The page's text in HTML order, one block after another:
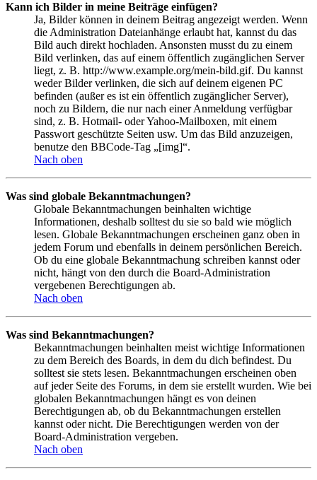
Kann ich Bilder in meine Beiträge einfügen?
Ja, Bilder können in deinem Beitrag angezeigt werden. Wenn
die Administration Dateianhänge erlaubt hat, kannst du das
Bild auch direkt hochladen. Ansonsten musst du zu einem
Bild verlinken, das auf einem öffentlich zugänglichen Server
liegt, z. B. http://www.example.org/mein-bild.gif. Du kannst
weder Bilder verlinken, die sich auf deinem eigenen PC
befinden (außer es ist ein öffentlich zugänglicher Server),
noch zu Bildern, die nur nach einer Anmeldung verfügbar
sind, z. B. Hotmail- oder Yahoo-Mailboxen, mit einem
Passwort geschützte Seiten usw. Um das Bild anzuzeigen,
benutze den BBCode-Tag „[img]“.
Nach oben
Was sind globale Bekanntmachungen?
Globale Bekanntmachungen beinhalten wichtige
Informationen, deshalb solltest du sie so bald wie möglich
lesen. Globale Bekanntmachungen erscheinen ganz oben in
jedem Forum und ebenfalls in deinem persönlichen Bereich.
Ob du eine globale Bekanntmachung schreiben kannst oder
nicht, hängt von den durch die Board-Administration
vergebenen Berechtigungen ab.
Nach oben
Was sind Bekanntmachungen?
Bekanntmachungen beinhalten meist wichtige Informationen
zu dem Bereich des Boards, in dem du dich befindest. Du
solltest sie stets lesen. Bekanntmachungen erscheinen oben
auf jeder Seite des Forums, in dem sie erstellt wurden. Wie bei
globalen Bekanntmachungen hängt es von deinen
Berechtigungen ab, ob du Bekanntmachungen erstellen
kannst oder nicht. Die Berechtigungen werden von der
Board-Administration vergeben.
Nach oben